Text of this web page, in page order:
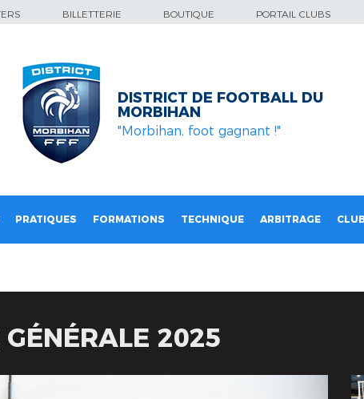
BILLETTERIE BOUTIQUE PORTAIL CLUBS
DISTRICT DE FOOTBALL DU
MORBIHAN
"Morbihan, foot gagnant !"
PRATIQUES FORMATIONS TECHNIQUE ARBITRAGE
2025